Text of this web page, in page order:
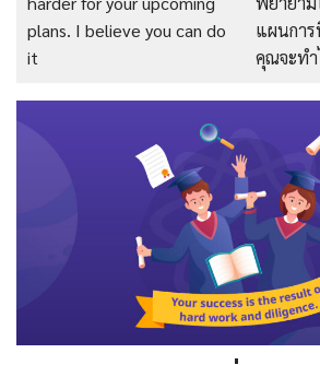
plans. I believe you can do
it
แผนการ
คุณจะทำ